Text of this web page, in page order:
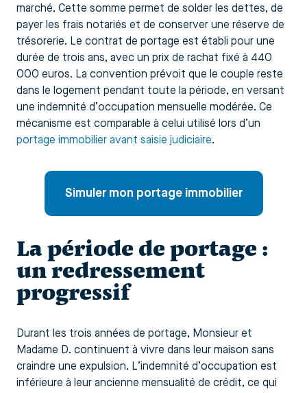
marché. Cette somme permet de solder les dettes, de
payer les frais notariés et de conserver une réserve de
trésorerie. Le contrat de portage est établi pour une
durée de trois ans, avec un prix de rachat fixé à 440
000 euros. La convention prévoit que le couple reste
dans le logement pendant toute la période, en versant
une indemnité d’occupation mensuelle modérée. Ce
mécanisme est comparable à celui utilisé lors d’un
portage immobilier avant saisie judiciaire.
Simuler mon portage immobilier
La période de portage :
un redressement
progressif
Durant les trois années de portage, Monsieur et
Madame D. continuent à vivre dans leur maison sans
craindre une expulsion. L’indemnité d’occupation est
inférieure à leur ancienne mensualité de crédit, ce qui